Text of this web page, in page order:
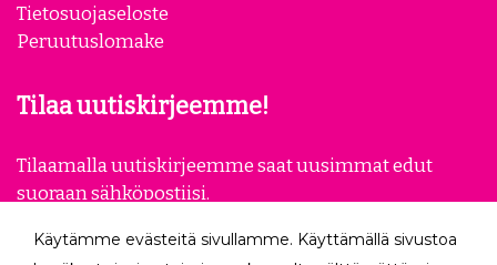
Tietosuojaseloste
Peruutuslomake
Tilaa uutiskirjeemme!
Tilaamalla uutiskirjeemme saat uusimmat edut
suoraan sähköpostiisi.
Käytämme evästeitä sivullamme. Käyttämällä sivustoa